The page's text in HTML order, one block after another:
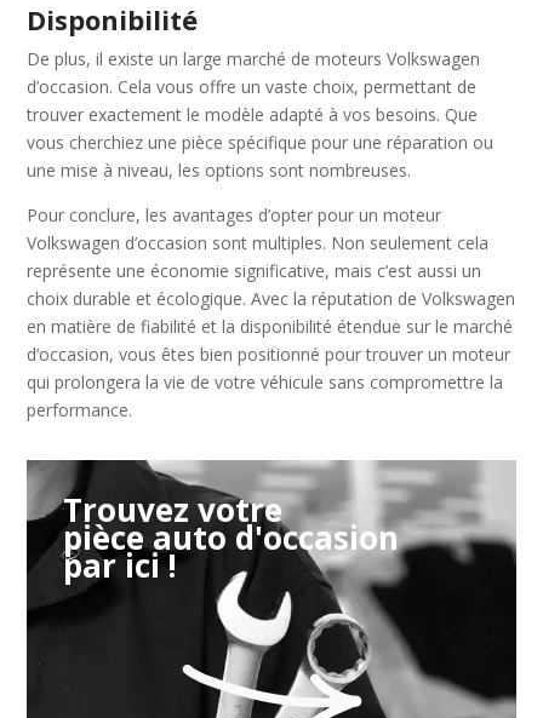
Disponibilité
De plus, il existe un large marché de moteurs Volkswagen
d’occasion. Cela vous offre un vaste choix, permettant de
trouver exactement le modèle adapté à vos besoins. Que
vous cherchiez une pièce spécifique pour une réparation ou
une mise à niveau, les options sont nombreuses.
Pour conclure, les avantages d’opter pour un moteur
Volkswagen d’occasion sont multiples. Non seulement cela
représente une économie significative, mais c’est aussi un
choix durable et écologique. Avec la réputation de Volkswagen
en matière de fiabilité et la disponibilité étendue sur le marché
d’occasion, vous êtes bien positionné pour trouver un moteur
qui prolongera la vie de votre véhicule sans compromettre la
performance.
Trouvez votre
pièce auto d'occasion
par ici !